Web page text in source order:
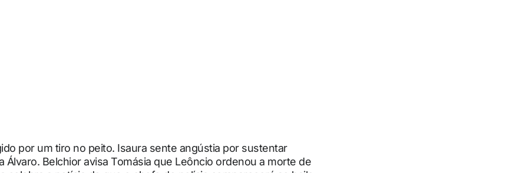
por um tiro no peito. Isaura sente angústia por sustentar
Álvaro. Belchior avisa Tomásia que Leôncio ordenou a morte de